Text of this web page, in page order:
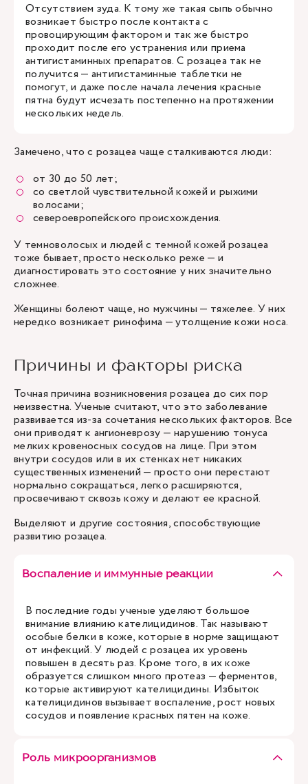
Отсутствием зуда. К тому же такая сыпь обычно
возникает быстро после контакта с
провоцирующим фактором и так же быстро
проходит после его устранения или приема
антигистаминных препаратов. С розацеа так не
получится — антигистаминные таблетки не
помогут, и даже после начала лечения красные
пятна будут исчезать постепенно на протяжении
нескольких недель.
Замечено, что с розацеа чаще сталкиваются люди:
от 30 до 50 лет;
со светлой чувствительной кожей и рыжими
волосами;
североевропейского происхождения.
У темноволосых и людей с темной кожей розацеа
тоже бывает, просто несколько реже — и
диагностировать это состояние у них значительно
сложнее.
Женщины болеют чаще, но мужчины — тяжелее. У них
нередко возникает ринофима — утолщение кожи носа.
Причины и факторы риска
Точная причина возникновения розацеа до сих пор
неизвестна. Ученые считают, что это заболевание
развивается из-за сочетания нескольких факторов. Все
они приводят к ангионеврозу — нарушению тонуса
мелких кровеносных сосудов на лице. При этом
внутри сосудов или в их стенках нет никаких
существенных изменений — просто они перестают
нормально сокращаться, легко расширяются,
просвечивают сквозь кожу и делают ее красной.
Выделяют и другие состояния, способствующие
развитию розацеа.
Воспаление и иммунные реакции
В последние годы ученые уделяют большое
внимание влиянию кателицидинов. Так называют
особые белки в коже, которые в норме защищают
от инфекций. У людей с розацеа их уровень
повышен в десять раз. Кроме того, в их коже
образуется слишком много протеаз — ферментов,
которые активируют кателицидины. Избыток
кателицидинов вызывает воспаление, рост новых
сосудов и появление красных пятен на коже.
Роль микроорганизмов